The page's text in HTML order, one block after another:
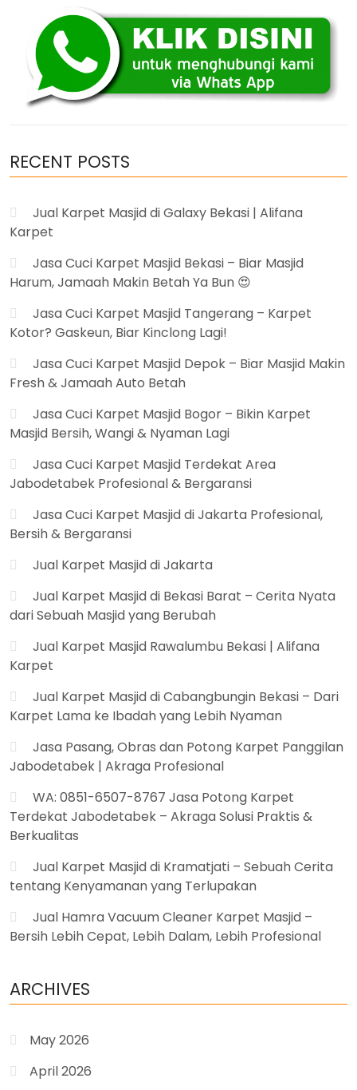
RECENT POSTS
Jual Karpet Masjid di Galaxy Bekasi | Alifana
Karpet
Jasa Cuci Karpet Masjid Bekasi – Biar Masjid
Harum, Jamaah Makin Betah Ya Bun 😍
Jasa Cuci Karpet Masjid Tangerang – Karpet
Kotor? Gaskeun, Biar Kinclong Lagi!
Jasa Cuci Karpet Masjid Depok – Biar Masjid Makin
Fresh & Jamaah Auto Betah
Jasa Cuci Karpet Masjid Bogor – Bikin Karpet
Masjid Bersih, Wangi & Nyaman Lagi
Jasa Cuci Karpet Masjid Terdekat Area
Jabodetabek Profesional & Bergaransi
Jasa Cuci Karpet Masjid di Jakarta Profesional,
Bersih & Bergaransi
Jual Karpet Masjid di Jakarta
Jual Karpet Masjid di Bekasi Barat – Cerita Nyata
dari Sebuah Masjid yang Berubah
Jual Karpet Masjid Rawalumbu Bekasi | Alifana
Karpet
Jual Karpet Masjid di Cabangbungin Bekasi – Dari
Karpet Lama ke Ibadah yang Lebih Nyaman
Jasa Pasang, Obras dan Potong Karpet Panggilan
Jabodetabek | Akraga Profesional
WA: 0851-6507-8767 Jasa Potong Karpet
Terdekat Jabodetabek – Akraga Solusi Praktis &
Berkualitas
Jual Karpet Masjid di Kramatjati – Sebuah Cerita
tentang Kenyamanan yang Terlupakan
Jual Hamra Vacuum Cleaner Karpet Masjid –
Bersih Lebih Cepat, Lebih Dalam, Lebih Profesional
ARCHIVES
May 2026
April 2026